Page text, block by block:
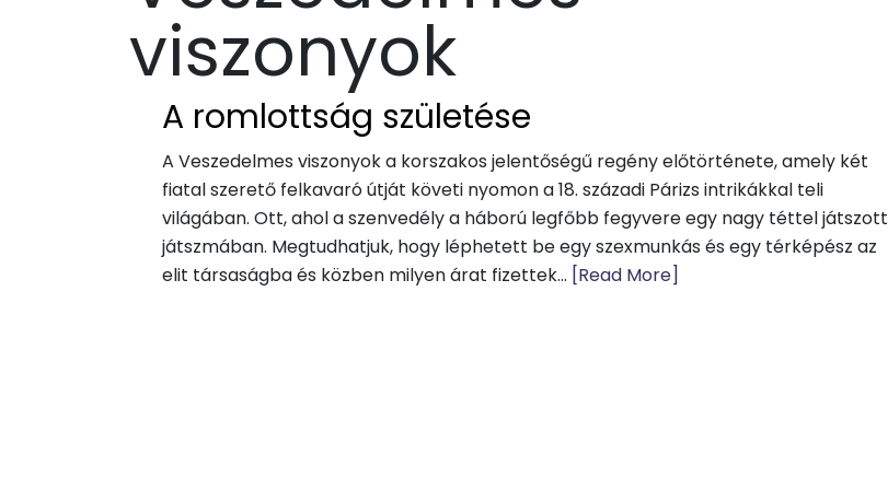
viszonyok
A romlottság születése
A Veszedelmes viszonyok a korszakos jelentőségű regény előtörténete, amely két
fiatal szerető felkavaró útját követi nyomon a 18. századi Párizs intrikákkal teli
világában. Ott, ahol a szenvedély a háború legfőbb fegyvere egy nagy téttel játszott
játszmában. Megtudhatjuk, hogy léphetett be egy szexmunkás és egy térképész az
elit társaságba és közben milyen árat fizettek... [Read More]